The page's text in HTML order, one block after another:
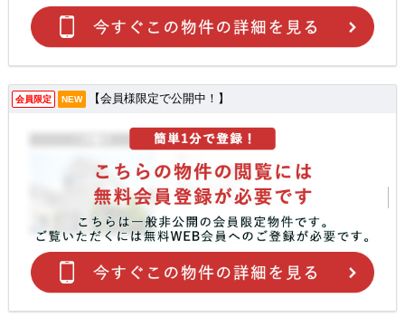
会員限定 NEW 【会員様限定で公開中！】